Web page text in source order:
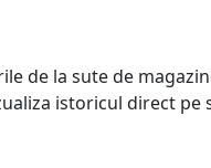
de la sute de
istoricul direct pe